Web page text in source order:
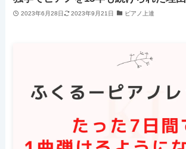
2023年6月28日 2023年9月21日 ピアノ上達